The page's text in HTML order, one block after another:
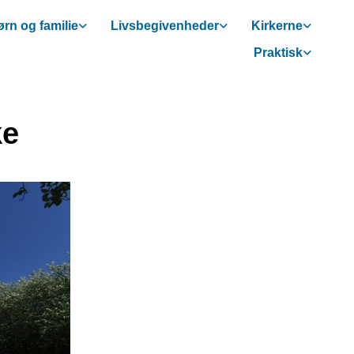
og familie Livsbegivenheder
Kirkerne
Praktisk